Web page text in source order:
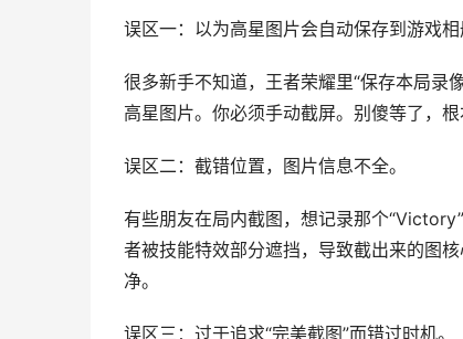
误区一：以为高星图片会自动保存到游戏相
很多新手不知道，王者荣耀里“保存本局录
高星图片。你必须手动截屏。别傻等了，根
误区二：截错位置，图片信息不全。
有些朋友在局内截图，想记录那个
者被技能特效部分遮挡，导致截出来的图
净。
误区三：过于追求“完美截图”而错过时机。